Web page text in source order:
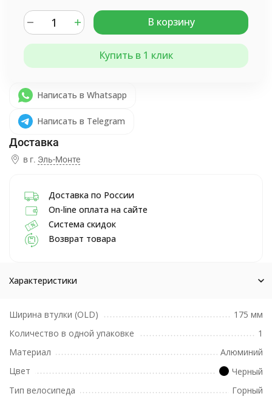
В корзину
Купить в 1 клик
Написать в Whatsapp
Написать в Telegram
в г. Эль-Монте
Доставка по России
On-line оплата на сайте
Система скидок
Возврат товара
Характеристики
Ширина втулки (OLD)
175 мм
Количество в одной упаковке
1
Материал
Алюминий
Цвет
Черный
Тип велосипеда
Горный